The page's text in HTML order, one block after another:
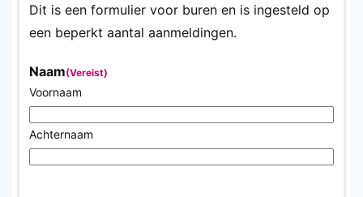
Dit is een formulier voor buren en is ingesteld op
een beperkt aantal aanmeldingen.
Naam(Vereist)
Voornaam
Achternaam